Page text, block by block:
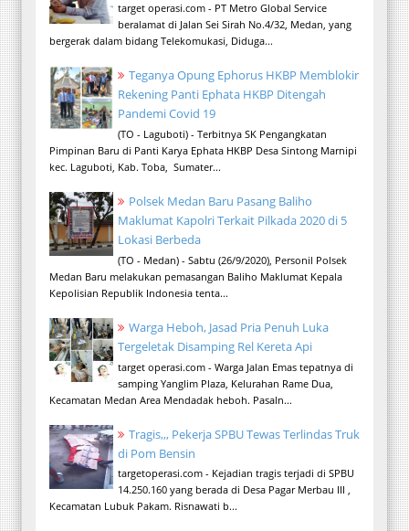
target operasi.com - PT Metro Global Service
beralamat di Jalan Sei Sirah No.4/32, Medan, yang
bergerak dalam bidang Telekomukasi, Diduga...
Teganya Opung Ephorus HKBP Memblokir
Rekening Panti Ephata HKBP Ditengah
Pandemi Covid 19
(TO - Laguboti) - Terbitnya SK Pengangkatan
Pimpinan Baru di Panti Karya Ephata HKBP Desa Sintong Marnipi
kec. Laguboti, Kab. Toba, Sumater...
Polsek Medan Baru Pasang Baliho
Maklumat Kapolri Terkait Pilkada 2020 di 5
Lokasi Berbeda
(TO - Medan) - Sabtu (26/9/2020), Personil Polsek
Medan Baru melakukan pemasangan Baliho Maklumat Kepala
Kepolisian Republik Indonesia tenta...
Warga Heboh, Jasad Pria Penuh Luka
Tergeletak Disamping Rel Kereta Api
target operasi.com - Warga Jalan Emas tepatnya di
samping Yanglim Plaza, Kelurahan Rame Dua,
Kecamatan Medan Area Mendadak heboh. Pasaln...
Tragis,,, Pekerja SPBU Tewas Terlindas Truk
di Pom Bensin
targetoperasi.com - Kejadian tragis terjadi di SPBU
14.250.160 yang berada di Desa Pagar Merbau III ,
Kecamatan Lubuk Pakam. Risnawati b...